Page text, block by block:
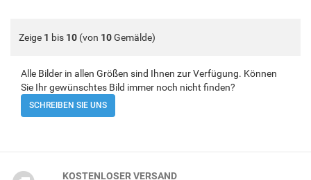
Zeige 1 bis 10 (von 10Gemälde)
Alle Bilder in allen Größen sind Ihnen zur Verfügung. Können
Sie Ihr gewünschtes Bild immer noch nicht finden?
SCHREIBEN SIE UNS
KOSTENLOSER VERSAND